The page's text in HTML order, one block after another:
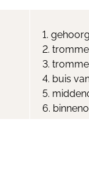
1.
2.
3.
4. buis
5.
6.